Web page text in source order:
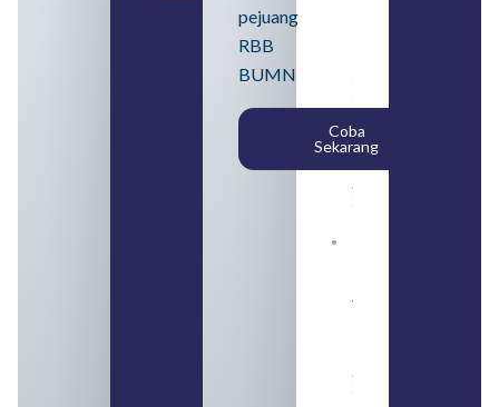
pejuang
RBB
BUMN
Coba
Sekarang
SMA
Syarat,
Posisi,
dan
Cara
Daftar
August 5,
2026
yang
August 4,
2026